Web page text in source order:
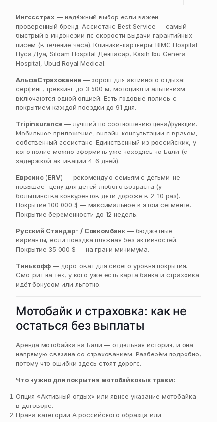
Ингосстрах — надёжный выбор если важен
проверенный бренд. Ассистанс Best Service — самый
быстрый в Индонезии по скорости выдачи гарантийных
писем (в течение часа). Клиники-партнёры: BIMC Hospital
Нуса Дуа, Siloam Hospital Денпасар, Kasih Ibu General
Hospital, Ubud Royal Medical.
АльфаСтрахование — хорош для активного отдыха:
серфинг, треккинг до 3 500 м, мотоцикл и альпинизм
включаются одной опцией. Есть годовые полисы с
покрытием каждой поездки до 91 дня.
Tripinsurance — лучший по соотношению цена/функции.
Мобильное приложение, онлайн-консультации с врачом,
собственный ассистанс. Единственный из российских, у
кого полис можно оформить уже находясь на Бали (с
задержкой активации 4–6 дней).
Евроинс (ERV) — рекомендую семьям с детьми: не
повышает цену для детей любого возраста (у
большинства конкурентов дети дороже в 2–10 раз).
Покрытие 100 000 $ — максимальное в этом сегменте.
Покрытие беременности до 12 недель.
Русский Стандарт / Совкомбанк — бюджетные
варианты, если поездка пляжная без активностей.
Покрытие 35 000 $ — на грани минимума.
Тинькофф — дороговат для своего уровня покрытия.
Смотрит на тех, у кого уже есть карта банка и страховка
идёт бонусом или льготно.
Мотобайк и страховка: как не
остаться без выплаты
Аренда мотобайка на Бали — отдельная история, и она
напрямую связана со страхованием. Разберём подробно,
потому что ошибки здесь стоят дорого.
Что нужно для покрытия мотобайковых травм:
Опция «Активный отдых» или явное указание мотобайка
в договоре.
Права категории А российского образца или